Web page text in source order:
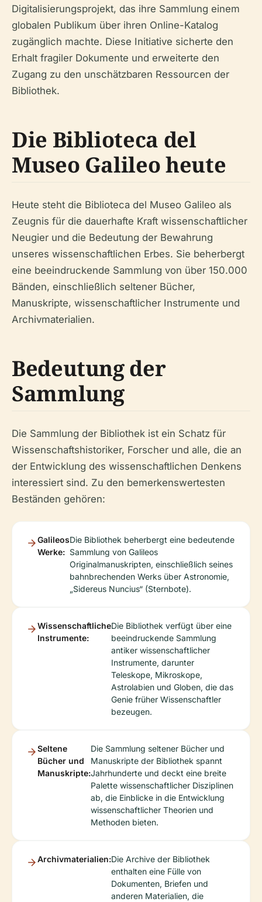
Digitalisierungsprojekt, das ihre Sammlung einem
globalen Publikum über ihren Online-Katalog
zugänglich machte. Diese Initiative sicherte den
Erhalt fragiler Dokumente und erweiterte den
Zugang zu den unschätzbaren Ressourcen der
Bibliothek.
Die Biblioteca del
Museo Galileo heute
Heute steht die Biblioteca del Museo Galileo als
Zeugnis für die dauerhafte Kraft wissenschaftlicher
Neugier und die Bedeutung der Bewahrung
unseres wissenschaftlichen Erbes. Sie beherbergt
eine beeindruckende Sammlung von über 150.000
Bänden, einschließlich seltener Bücher,
Manuskripte, wissenschaftlicher Instrumente und
Archivmaterialien.
Bedeutung der
Sammlung
Die Sammlung der Bibliothek ist ein Schatz für
Wissenschaftshistoriker, Forscher und alle, die an
der Entwicklung des wissenschaftlichen Denkens
interessiert sind. Zu den bemerkenswertesten
Beständen gehören:
Galileos
Werke:
Die Bibliothek beherbergt eine bedeutende
Sammlung von Galileos
Originalmanuskripten, einschließlich seines
bahnbrechenden Werks über Astronomie,
„Sidereus Nuncius“ (Sternbote).
Wissenschaftliche
Instrumente:
Die Bibliothek verfügt über eine
beeindruckende Sammlung
antiker wissenschaftlicher
Instrumente, darunter
Teleskope, Mikroskope,
Astrolabien und Globen, die das
Genie früher Wissenschaftler
bezeugen.
Seltene
Bücher und
Manuskripte:
Die Sammlung seltener Bücher und
Manuskripte der Bibliothek spannt
Jahrhunderte und deckt eine breite
Palette wissenschaftlicher Disziplinen
ab, die Einblicke in die Entwicklung
wissenschaftlicher Theorien und
Methoden bieten.
Archivmaterialien:Die Archive der Bibliothek
enthalten eine Fülle von
Dokumenten, Briefen und
anderen Materialien, die